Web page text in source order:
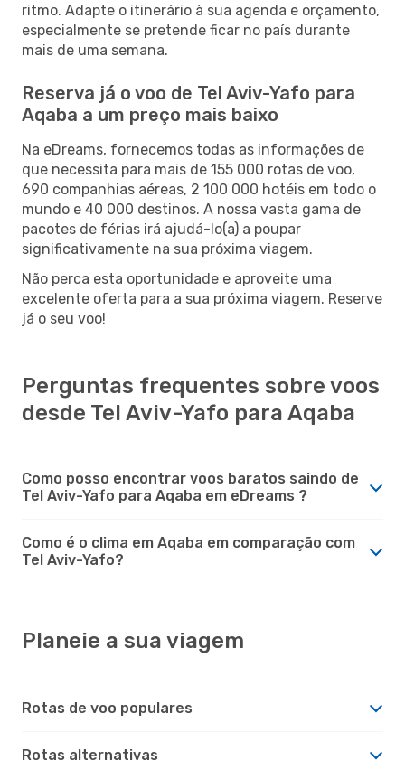
ritmo. Adapte o itinerário à sua agenda e orçamento,
especialmente se pretende ficar no país durante
mais de uma semana.
Reserva já o voo de Tel Aviv-Yafo para
Aqaba a um preço mais baixo
Na eDreams, fornecemos todas as informações de
que necessita para mais de 155 000 rotas de voo,
690 companhias aéreas, 2 100 000 hotéis em todo o
mundo e 40 000 destinos. A nossa vasta gama de
pacotes de férias irá ajudá-lo(a) a poupar
significativamente na sua próxima viagem.
Não perca esta oportunidade e aproveite uma
excelente oferta para a sua próxima viagem. Reserve
já o seu voo!
Perguntas frequentes sobre voos
desde Tel Aviv-Yafo para Aqaba
Como posso encontrar voos baratos saindo de
Tel Aviv-Yafo para Aqaba em eDreams ?
Como é o clima em Aqaba em comparação com
Tel Aviv-Yafo?
Planeie a sua viagem
Rotas de voo populares
Rotas alternativas